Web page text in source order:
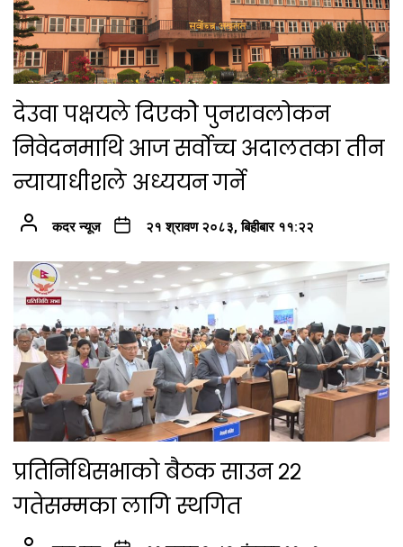
देउवा पक्षयले दिएकोे पुनरावलोकन
निवेदनमाथि आज सर्वोच्च अदालतका तीन
न्यायाधीशले अध्ययन गर्ने
कदर न्यूज २१ श्रावण २०८३, बिहीबार ११:२२
प्रतिनिधिसभाको बैठक साउन २२
गतेसम्मका लागि स्थगित